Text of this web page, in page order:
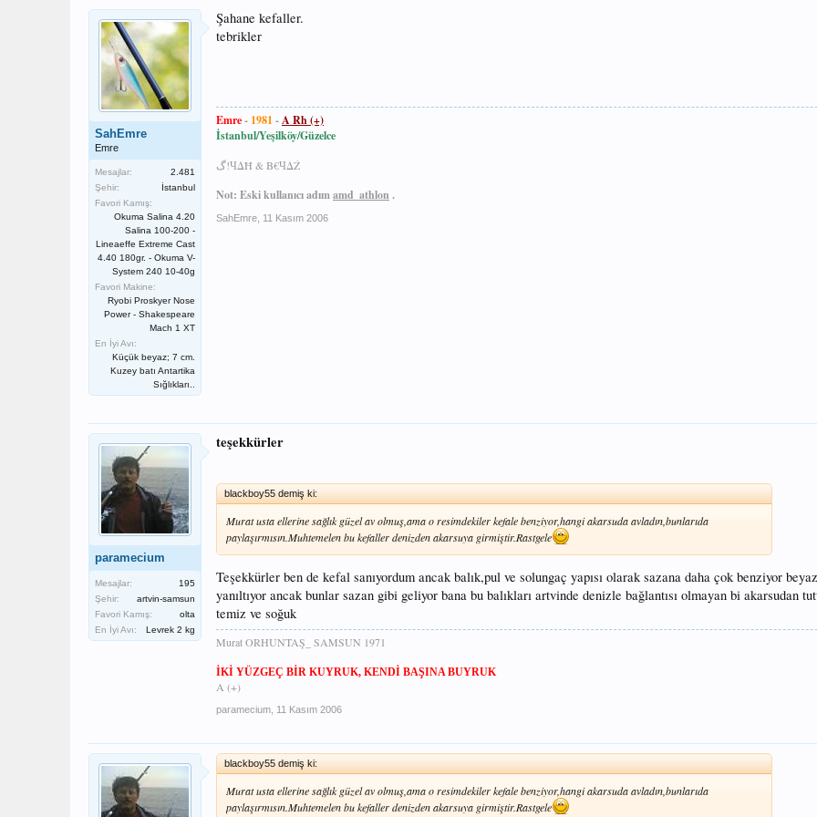
SahEmre
Emre
Mesajlar:
2.481
Şehir:
İstanbul
Favori Kamış:
Okuma Salina 4.20
Salina 100-200 -
Lineaeffe Extreme Cast
4.40 180gr. - Okuma V-
System 240 10-40g
Favori Makine:
Ryobi Proskyer Nose
Power - Shakespeare
Mach 1 XT
En İyi Avı:
Küçük beyaz; 7 cm.
Kuzey batı Antartika
Sığlıkları..
Şahane kefaller.
tebrikler
Emre- 1981 -A Rh (+)
İstanbul/Yeşilköy/Güzelce
گ!ЧΔĦ & B€ЧΔŹ
Not: Eski kullanıcı adımamd_athlon .
SahEmre 11 Kasım 2006
paramecium
Mesajlar:
195
Şehir:
artvin-samsun
Favori Kamış:
olta
En İyi Avı:
Levrek 2 kg
teşekkürler
blackboy55 demiş ki:
Murat usta ellerine sağlık güzel av olmuş,ama o resimdekiler kefale benziyor,hangi akarsuda avladın,bunlarıda
paylaşırmısın.Muhtemelen bu kefaller denizden akarsuya girmiştir.Rastgele
Teşekkürler ben de kefal sanıyordum ancak balık,pul ve solungaç yapısı olarak sazana daha çok benziyor
yanıltıyor ancak bunlar sazan gibi geliyor bana bu balıkları artvinde denizle bağlantısı olmayan bi akarsudan
temiz ve soğuk
Murat ORHUNTAŞ_ SAMSUN 1971
İKİ YÜZGEÇ BİR KUYRUK, KENDİ BAŞINA BUYRUK
A (+)
paramecium 11 Kasım 2006
blackboy55 demiş ki:
Murat usta ellerine sağlık güzel av olmuş,ama o resimdekiler kefale benziyor,hangi akarsuda avladın,bunlarıda
paylaşırmısın.Muhtemelen bu kefaller denizden akarsuya girmiştir.Rastgele